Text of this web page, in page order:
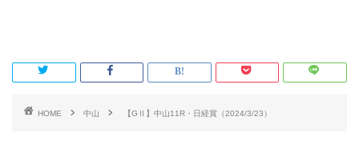
HOME 中山 【GⅡ】中山11R・日経賞（2024/3/23）